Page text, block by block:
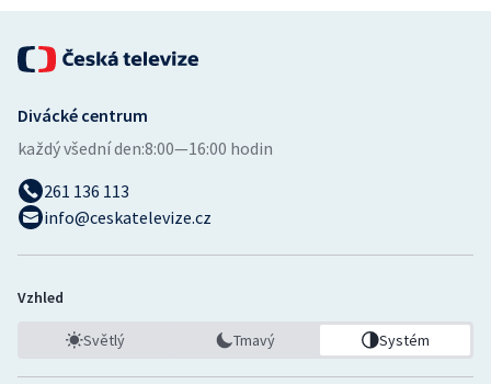
Divácké centrum
každý všední den:8:00—16:00 hodin
261 136 113
info@ceskatelevize.cz
Vzhled
Světlý Tmavý Systém